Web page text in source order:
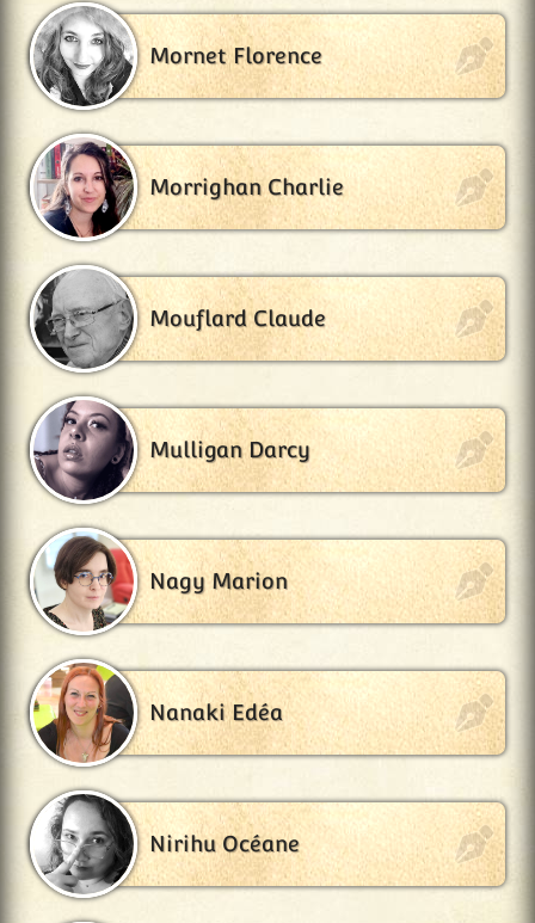
Mornet Florence
Morrighan Charlie
Mouflard Claude
Mulligan Darcy
Nagy Marion
Nanaki Edéa
Nirihu Océane